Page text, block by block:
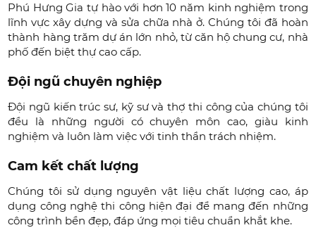
Phú Hưng Gia tự hào với hơn 10 năm kinh nghiệm trong
lĩnh vực xây dựng và sửa chữa nhà ở. Chúng tôi đã hoàn
thành hàng trăm dự án lớn nhỏ, từ căn hộ chung cư, nhà
phố đến biệt thự cao cấp.
Đội ngũ chuyên nghiệp
Đội ngũ kiến trúc sư, kỹ sư và thợ thi công của chúng tôi
đều là những người có chuyên môn cao, giàu kinh
nghiệm và luôn làm việc với tinh thần trách nhiệm.
Cam kết chất lượng
Chúng tôi sử dụng nguyên vật liệu chất lượng cao, áp
dụng công nghệ thi công hiện đại để mang đến những
công trình bền đẹp, đáp ứng mọi tiêu chuẩn khắt khe.